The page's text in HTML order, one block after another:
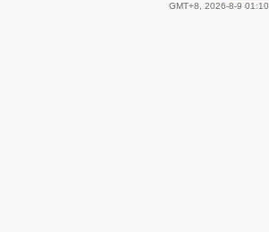
GMT+8, 2026-8-9 01:10